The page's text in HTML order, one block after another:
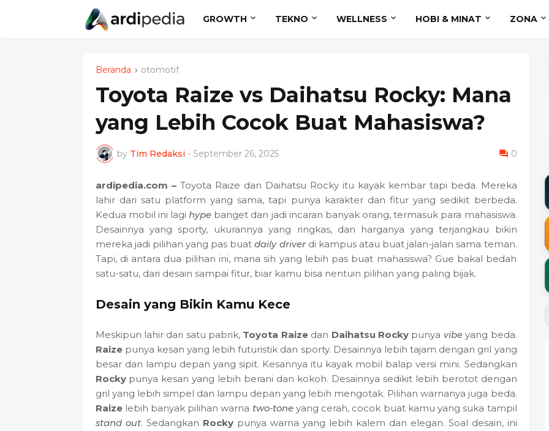
GROWTH TEKNO WELLNESS HOBI & MINAT ZONA
Beranda otomotif
Toyota Raize vs Daihatsu Rocky: Mana
yang Lebih Cocok Buat Mahasiswa?
by Tim Redaksi - September 26, 2025 0
ardipedia.com –Toyota Raize dan Daihatsu Rocky itu kayak kembar tapi beda. Mereka
lahir dari satu platform yang sama, tapi punya karakter dan fitur yang sedikit berbeda.
Kedua mobil ini lagihype banget dan jadi incaran banyak orang, termasuk para mahasiswa.
Desainnya yang sporty, ukurannya yang ringkas, dan harganya yang terjangkau bikin
mereka jadi pilihan yang pas buatdaily driverdi kampus atau buat jalan-jalan sama teman.
Tapi, di antara dua pilihan ini, mana sih yang lebih pas buat mahasiswa? Gue bakal bedah
satu-satu, dari desain sampai fitur, biar kamu bisa nentuin pilihan yang paling bijak.
Desain yang Bikin Kamu Kece
Meskipun lahir dari satu pabrik, Toyota Raizedan Daihatsu Rocky punya vibeyang beda.
Raizepunya kesan yang lebih futuristik dan sporty. Desainnya lebih tajam dengan gril yang
besar dan lampu depan yang sipit. Kesannya itu kayak mobil balap versi mini. Sedangkan
Rockypunya kesan yang lebih berani dan kokoh. Desainnya sedikit lebih berotot dengan
gril yang lebih simpel dan lampu depan yang lebih mengotak. Pilihan warnanya juga beda.
Raizelebih banyak pilihan warna two-toneyang cerah, cocok buat kamu yang suka tampil
stand out. Sedangkan Rockypunya warna yang lebih kalem dan elegan. Soal desain, ini